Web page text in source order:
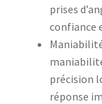
prises
confiance
précision
réponse